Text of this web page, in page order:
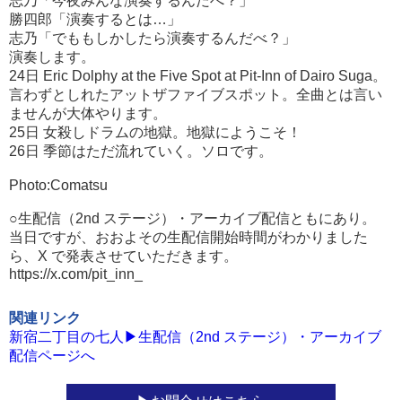
勝四郎「演奏するとは…」
志乃「でももしかしたら演奏するんだべ？」
演奏します。
24日 Eric Dolphy at the Five Spot at Pit-Inn of Dairo Suga。
言わずとしれたアットザファイブスポット。全曲とは言い
ませんが大体やります。
25日 女殺しドラムの地獄。地獄にようこそ！
26日 季節はただ流れていく。ソロです。
Photo:Comatsu
○生配信（2nd ステージ）・アーカイブ配信ともにあり。
当日ですが、おおよその生配信開始時間がわかりました
ら、X で発表させていただきます。
https://x.com/pit_inn_
関連リンク
新宿二丁目の七人▶生配信（2nd ステージ）・アーカイブ
配信ページへ